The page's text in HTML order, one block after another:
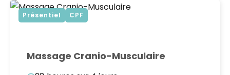
Présentiel CPF
Massage Cranio-Musculaire